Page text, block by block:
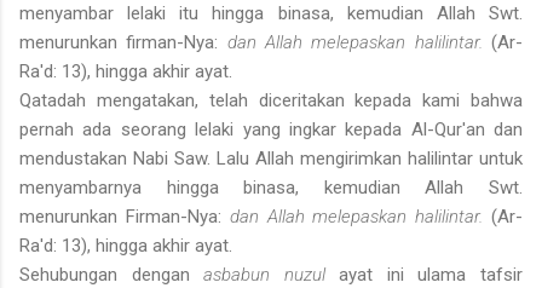
menyambar lelaki itu hingga binasa, kemudian Allah Swt.
menurunkan firman-Nya: dan Allah melepaskan halilintar.(Ar-
Ra'd: 13), hingga akhir ayat.
Qatadah mengatakan, telah diceritakan kepada kami bahwa
pernah ada seorang lelaki yang ingkar kepada Al-Qur'an dan
mendustakan Nabi Saw. Lalu Allah mengirimkan halilintar untuk
menyambarnya hingga binasa, kemudian Allah Swt.
menurunkan Firman-Nya: dan Allah melepaskan halilintar.(Ar-
Ra'd: 13), hingga akhir ayat.
Sehubungan denganasbabun nuzulayat ini ulama tafsir